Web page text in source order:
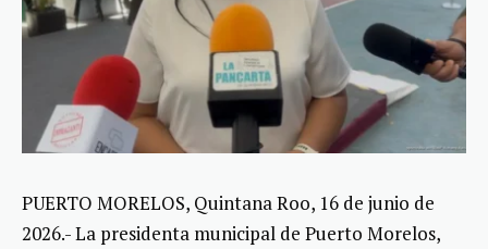
PUERTO MORELOS, Quintana Roo, 16 de junio de
2026.- La presidenta municipal de Puerto Morelos,